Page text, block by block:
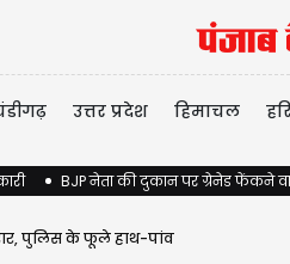
उत्तर प्रदेश हिमाचल
BJP नेता की दुकान पर ग्रेनेड फेंकने
पुलिस के फूले हाथ-पांव